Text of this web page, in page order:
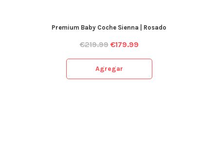
Premium Baby Coche Sienna | Rosado
€219.99 €179.99
Agregar